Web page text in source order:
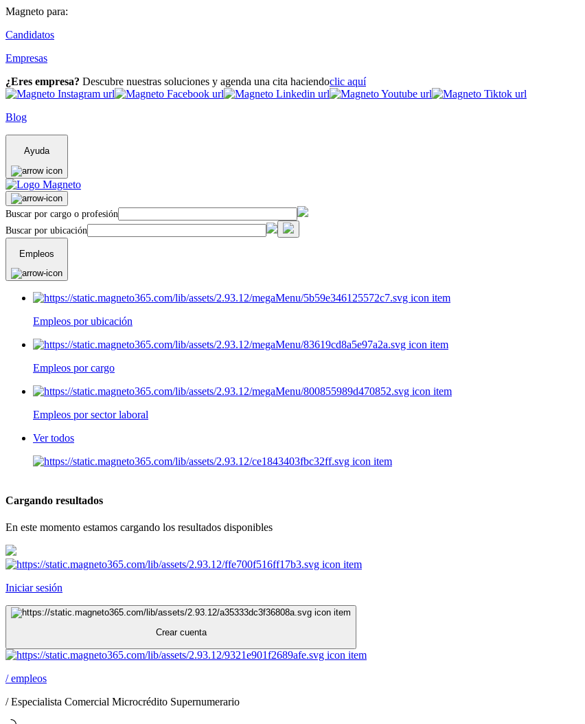
Magneto para:
Candidatos
Empresas
¿Eres empresa? Descubre nuestras soluciones y agenda una cita haciendoclic aquí
Blog
Ayuda
Buscar por cargo o profesión
Buscar por ubicación
Empleos
Empleos por ubicación
Empleos por cargo
Empleos por sector laboral
Ver todos
Cargando resultados
En este momento estamos cargando los resultados disponibles
Iniciar sesión
Crear cuenta
/empleos
/Especialista Comercial Microcrédito Supernumerario